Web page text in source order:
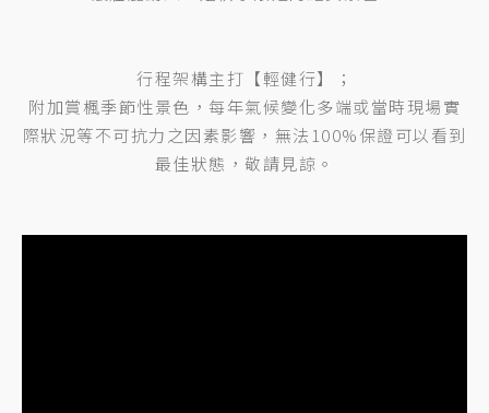
行程架構主打【輕健行】；
附加賞楓季節性景色，每年氣候變化多端或當時現場實
際狀況等不可抗力之因素影響，無法100%保證可以看到
最佳狀態，敬請見諒。